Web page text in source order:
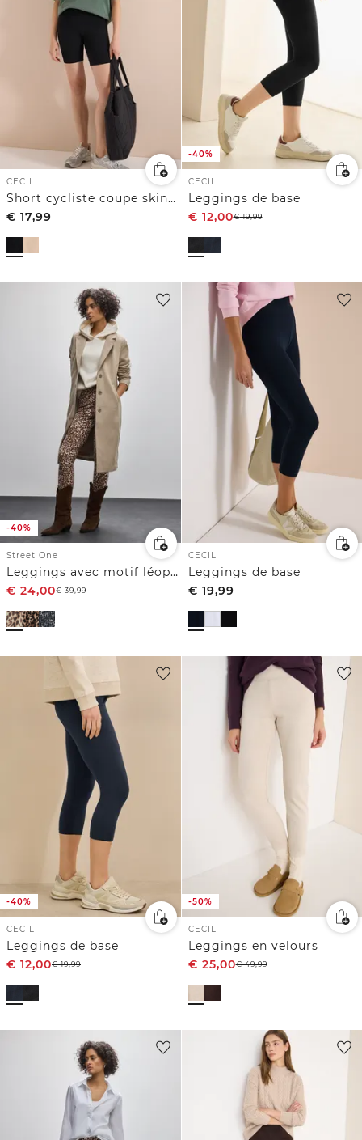
CECIL
Short cycliste coupe skinny
€ 17,99
-40%
CECIL
Leggings de base
€ 12,00€19,99
-40%
Street One
Leggings avec motif léopard
€ 24,00€39,99
CECIL
Leggings de base
€ 19,99
-40%
CECIL
Leggings de base
€ 12,00€19,99
-50%
CECIL
Leggings en velours
€ 25,00€49,99